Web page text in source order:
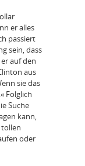
er alles
passiert
sein, dass
auf den
aus
sie das
Folglich
Suche
kann,
tollen
oder